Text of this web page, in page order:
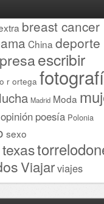
breast cancer
China deporte
escribir
r ortega
lucha Madrid Moda
opinión poesía Polonia
sexo
texas
Viajarviajes